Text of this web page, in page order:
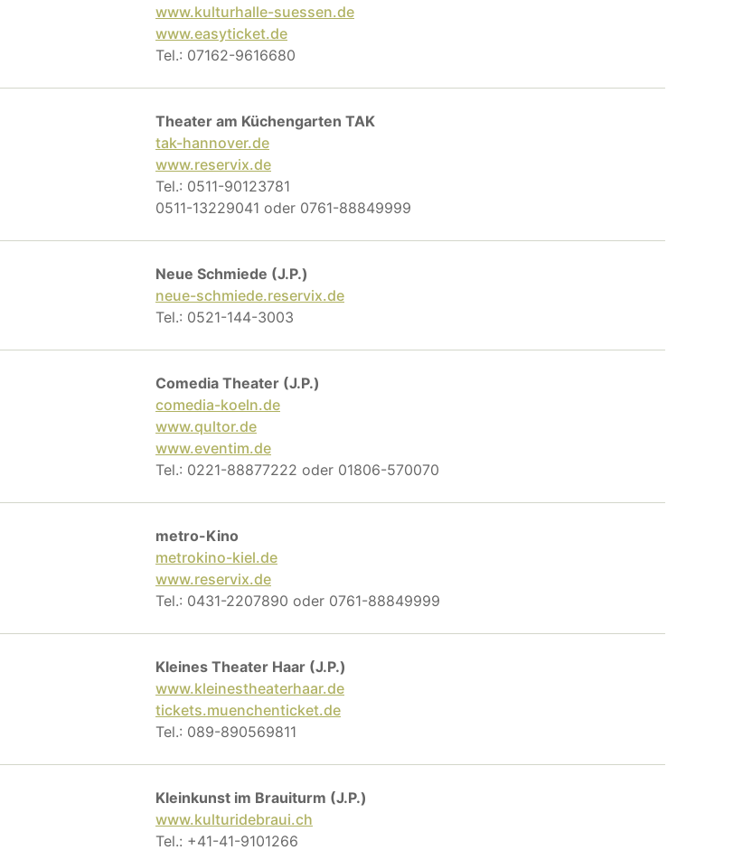
www.kulturhalle-suessen.de
www.easyticket.de
Tel.: 07162-9616680
Theater am Küchengarten TAK
tak-hannover.de
www.reservix.de
Tel.: 0511-90123781
0511-13229041 oder 0761-88849999
Neue Schmiede (J.P.)
neue-schmiede.reservix.de
Tel.: 0521-144-3003
Comedia Theater (J.P.)
comedia-koeln.de
www.qultor.de
www.eventim.de
Tel.: 0221-88877222 oder 01806-570070
metro-Kino
metrokino-kiel.de
www.reservix.de
Tel.: 0431-2207890 oder 0761-88849999
Kleines Theater Haar (J.P.)
www.kleinestheaterhaar.de
tickets.muenchenticket.de
Tel.: 089-890569811
Kleinkunst im Brauiturm (J.P.)
www.kulturidebraui.ch
Tel.: +41-41-9101266